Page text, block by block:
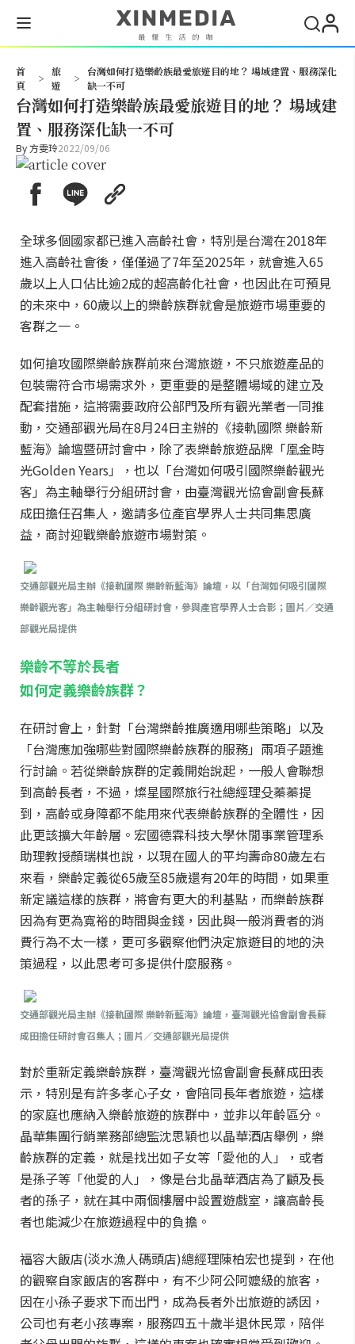
首
頁
>
旅
遊
>
台灣如何打造樂齡族最愛旅遊目的地？ 場域建置、服務深化
缺一不可
台灣如何打造樂齡族最愛旅遊目的地？ 場域建
置、服務深化缺一不可
By方雯玲2022/09/06
全球多個國家都已進入高齡社會，特別是台灣在2018年
進入高齡社會後，僅僅過了7年至2025年，就會進入65
歲以上人口佔比逾2成的超高齡化社會，也因此在可預見
的未來中，60歲以上的樂齡族群就會是旅遊市場重要的
客群之一。
如何搶攻國際樂齡族群前來台灣旅遊，不只旅遊產品的
包裝需符合市場需求外，更重要的是整體場域的建立及
配套措施，這將需要政府公部門及所有觀光業者一同推
動，交通部觀光局在8月24日主辦的《接軌國際 樂齡新
藍海》論壇暨研討會中，除了表樂齡旅遊品牌「凰金時
光Golden Years」，也以「台灣如何吸引國際樂齡觀光
客」為主軸舉行分組研討會，由臺灣觀光協會副會長蘇
成田擔任召集人，邀請多位產官學界人士共同集思廣
益，商討迎戰樂齡旅遊市場對策。
交通部觀光局主辦《接軌國際 樂齡新藍海》論壇，以「台灣如何吸引國際
樂齡觀光客」為主軸舉行分組研討會，參與產官學界人士合影；圖片／交通
部觀光局提供
樂齡不等於長者
如何定義樂齡族群？
在研討會上，針對「台灣樂齡推廣適用哪些策略」以及
「台灣應加強哪些對國際樂齡族群的服務」兩項子題進
行討論。若從樂齡族群的定義開始說起，一般人會聯想
到高齡長者，不過，燦星國際旅行社總經理殳蓁蓁提
到，高齡或身障都不能用來代表樂齡族群的全體性，因
此更該擴大年齡層。宏國德霖科技大學休閒事業管理系
助理教授顏瑞棋也說，以現在國人的平均壽命80歲左右
來看，樂齡定義從65歲至85歲還有20年的時間，如果重
新定議這樣的族群，將會有更大的利基點，而樂齡族群
因為有更為寬裕的時間與金錢，因此與一般消費者的消
費行為不太一樣，更可多觀察他們決定旅遊目的地的決
策過程，以此思考可多提供什麼服務。
交通部觀光局主辦《接軌國際 樂齡新藍海》論壇，臺灣觀光協會副會長蘇
成田擔任研討會召集人；圖片／交通部觀光局提供
對於重新定義樂齡族群，臺灣觀光協會副會長蘇成田表
示，特別是有許多孝心子女，會陪同長年者旅遊，這樣
的家庭也應納入樂齡旅遊的族群中，並非以年齡區分。
晶華集團行銷業務部總監沈思穎也以晶華酒店舉例，樂
齡族群的定義，就是找出如子女等「愛他的人」，或者
是孫子等「他愛的人」，像是台北晶華酒店為了顧及長
者的孫子，就在其中兩個樓層中設置遊戲室，讓高齡長
者也能減少在旅遊過程中的負擔。
福容大飯店(淡水漁人碼頭店)總經理陳柏宏也提到，在他
的觀察自家飯店的客群中，有不少阿公阿嬤級的旅客，
因在小孫子要求下而出門，成為長者外出旅遊的誘因，
公司也有老小孩專案，服務四五十歲半退休民眾，陪伴